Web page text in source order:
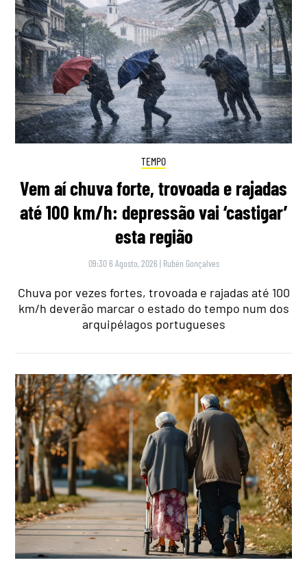
TEMPO
Vem aí chuva forte, trovoada e rajadas
até 100 km/h: depressão vai ‘castigar’
esta região
09:30 6 Agosto, 2026 | Rubén Gonçalves
Chuva por vezes fortes, trovoada e rajadas até 100
km/h deverão marcar o estado do tempo num dos
arquipélagos portugueses